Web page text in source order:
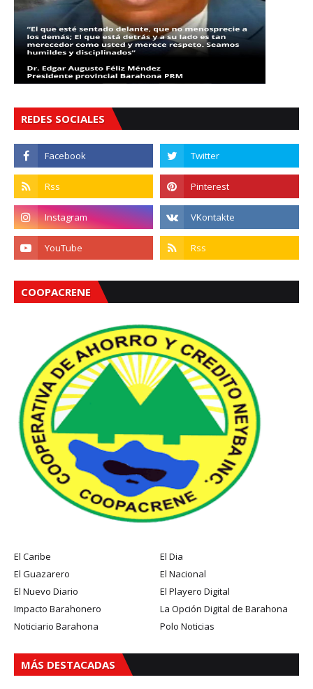
REDES SOCIALES
COOPACRENE
El Caribe
El Dia
El Guazarero
El Nacional
El Nuevo Diario
El Playero Digital
Impacto Barahonero
La Opción Digital de Barahona
Noticiario Barahona
Polo Noticias
MÁS DESTACADAS